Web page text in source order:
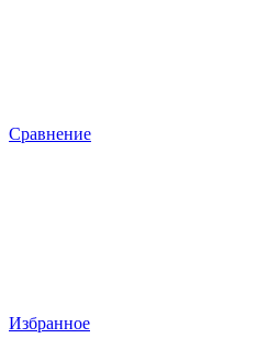
Сравнение
Избранное